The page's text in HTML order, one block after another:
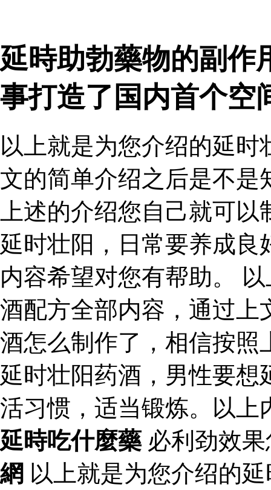
延時助勃藥物的副作
事打造了国内首个空
以上就是为您介绍的延
文的简单介绍之后是不是
上述的介绍您自己就可
延时壮阳，日常要养成良
内容希望对您有帮助。
酒配方全部内容，通过上
酒怎么制作了，相信按照
延时壮阳药酒，男性要想
活习惯，适当锻炼。以上
延時吃什麼藥 必利劲效
網 以上就是为您介绍的